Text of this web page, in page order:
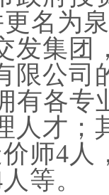
更名为
发集团
限公司
有各专
人才 ；
师4人
人等。